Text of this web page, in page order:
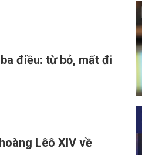
điều: từ bỏ, mất đi
Lêô XIV về